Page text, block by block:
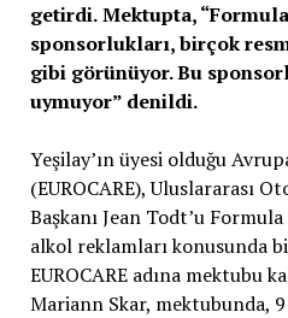
getirdi.Mektupta,
sponsorlukları, birçok
gibi görünüyor. Bu
uymuyor” denildi.
Yeşilay’ın üyesi olduğu
(EUROCARE), Uluslararası
Başkanı Jean Todt’u
alkol reklamları konusunda
EUROCARE adına mektubu
Mariann Skar, mektubunda,